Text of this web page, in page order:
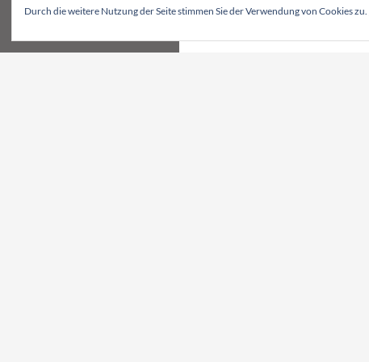
Durch die weitere Nutzung der Seite stimmen Sie der Verwendung von Cookies zu.